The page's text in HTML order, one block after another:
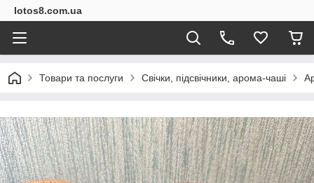
lotos8.com.ua
Товари та послуги Свічки, підсвічники, арома-чаші